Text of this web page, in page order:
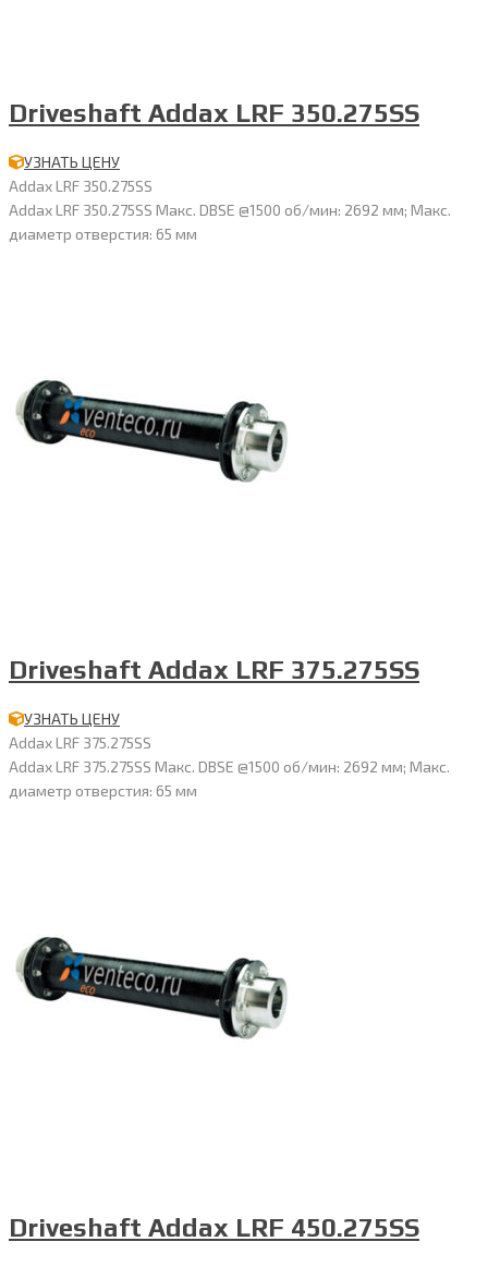
Driveshaft Addax LRF 350.275SS
УЗНАТЬ ЦЕНУ
Addax LRF 350.275SS
Addax LRF 350.275SS Макс. DBSE @1500 об/мин: 2692 мм; Макс.
диаметр отверстия: 65 мм
Driveshaft Addax LRF 375.275SS
УЗНАТЬ ЦЕНУ
Addax LRF 375.275SS
Addax LRF 375.275SS Макс. DBSE @1500 об/мин: 2692 мм; Макс.
диаметр отверстия: 65 мм
Driveshaft Addax LRF 450.275SS